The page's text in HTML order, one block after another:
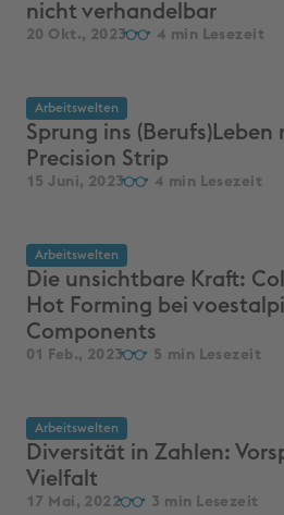
nicht verhandelbar
20 Okt., 2023 4
Arbeitswelten
Sprung ins
Precision Strip
15 Juni, 2023 4
Arbeitswelten
Die unsichtbare Kraft:
Hot Forming bei
Components
01 Feb., 2023 5
Arbeitswelten
Diversität in Zahlen:
Vielfalt
17 Mai, 2022 3